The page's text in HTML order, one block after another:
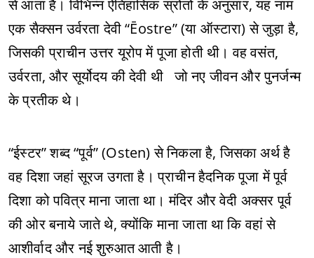
से आता है। विभिन्न ऐतिहासिक स्रोतों के अनुसार, यह नाम
एक सैक्सन उर्वरता देवी “Ēostre” (या ऑस्टारा) से जुड़ा है,
जिसकी प्राचीन उत्तर यूरोप में पूजा होती थी। वह वसंत,
उर्वरता, और सूर्योदय की देवी थी जो नए जीवन और पुनर्जन्म
के प्रतीक थे।
“ईस्टर” शब्द “पूर्व” (Osten) से निकला है, जिसका अर्थ है
वह दिशा जहां सूरज उगता है। प्राचीन हैदनिक पूजा में पूर्व
दिशा को पवित्र माना जाता था। मंदिर और वेदी अक्सर पूर्व
की ओर बनाये जाते थे, क्योंकि माना जाता था कि वहां से
आशीर्वाद और नई शुरुआत आती है।